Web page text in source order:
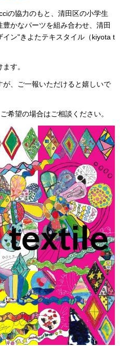
の協力のもと、清田区の小学生
かなパーツを組み合わせ、清田
ン"きよたテキスタイル（kiyota t
す。
、ご一報いただけると嬉しいで
希望の場合はご相談ください。